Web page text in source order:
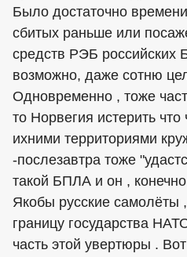
Было достаточно
сбитых раньше или
средств РЭБ российских
возможно, даже сотню
Одновременно , тоже
то Норвегия истерить
ихними территориями
-послезавтра тоже
такой БПЛА и он ,
Якобы русские самолёты
границу государства
часть этой увертюры .